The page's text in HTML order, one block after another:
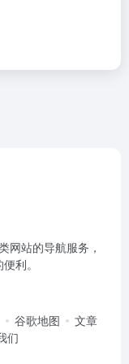
网站的导航服务，
利。
谷歌地图
文章
们